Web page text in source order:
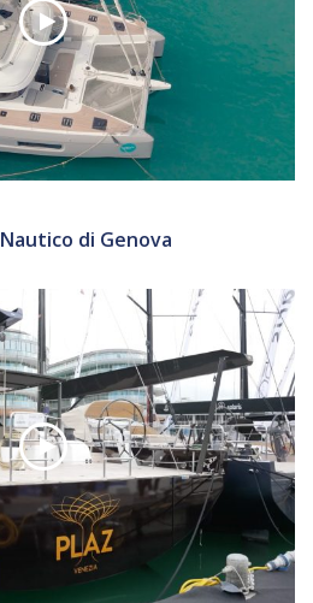
di Genova